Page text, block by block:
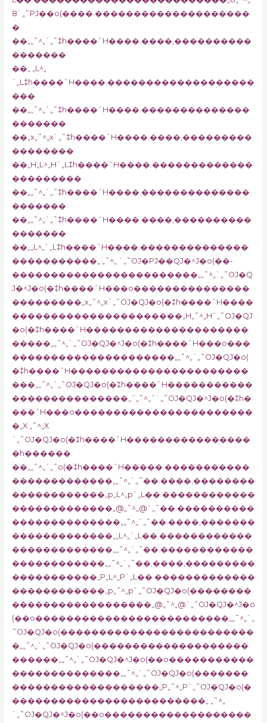
8`„˜PJ��o(����.��������������������
�
��„„˜^„`„˜‡h����ˆH����.����‚����������
�������
��„ „L^„
`„L‡h����ˆH����.�������������������
���
��„„˜^„`„˜‡h����ˆH����.��������������
�������
��„x„˜^„x`„˜‡h����ˆH����.����‚���������
��������
��„H„L^„H`„L‡h����ˆH����.�������������
���������
��„„˜^„`„˜‡h����ˆH����.��������������
�������
��„„˜^„`„˜‡h����ˆH����.����‚����������
�������
��„„L^„`„L‡h����ˆH����.��������������
�����������„ „˜^„ `„˜OJ�PJ��QJ�^J�o(��-
������������������������„„˜^„`„˜OJ�Q
J�^J�o(�‡h����ˆH���o���������������
���������„x„˜^„x`„˜OJ�QJ�o(�‡h����ˆH����
����������������������„H„˜^„H`„˜OJ�QJ
�o(�‡h����ˆH���������������������
�����„„˜^„`„˜OJ�QJ�^J�o(�‡h����ˆH���o���
���������������������„„˜^„`„˜OJ�QJ�o(
�‡h����ˆH�����������������������
���„„˜^„`„˜OJ�QJ�o(�‡h����ˆH�����������
���������������„ˆ„˜^„ˆ`„˜OJ�QJ�^J�o(�‡h�
���ˆH���o�����������������������
�„X „˜^„X
`„˜OJ�QJ�o(�‡h����ˆH����������������
�h������
��„„˜^„`„˜o(�‡h����ˆH�����.�����������
�������������„„˜^„`„˜��.����‚��������
������������„p„L^„p`„L��.������������
�������������„@„˜^„@`„˜��.����������
��������������„„˜^„`„˜��.����‚�������
�������������„„L^„`„L��.������������
�������������„„˜^„`„˜��.������������
������������„„˜^„`„˜��.����‚���������
�����������„P„L^„P`„L��.�������������
������������„p„˜^„p`„˜OJ�QJ�o(��������
������������������„@„˜^„@`„˜OJ�QJ�^J�o
(��o�������������������������„„˜^„`„
˜OJ�QJ�o(�������������������������
�„„˜^„`„˜OJ�QJ�o(��������������������
������„„˜^„`„˜OJ�QJ�^J�o(��o�����������
��������������„„˜^„`„˜OJ�QJ�o(�������
�������������������„P„˜^„P`„˜OJ�QJ�o(�
�������������������������„ „˜^„
`„˜OJ�QJ�^J�o(��o�������������������